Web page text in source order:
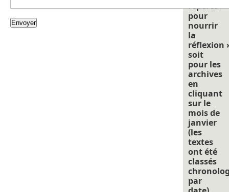
repéres
pour
nourrir
la
réflexion
soit
pour les
archives
en
cliquant
sur le
mois de
janvier
(les
textes
ont été
classés
par